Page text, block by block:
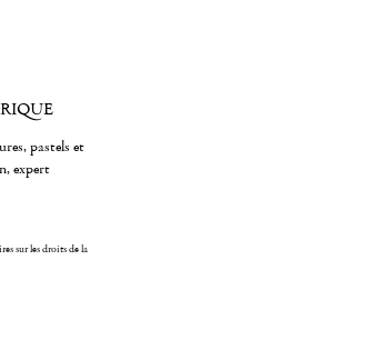
pastels et
expert
sur les droits de la